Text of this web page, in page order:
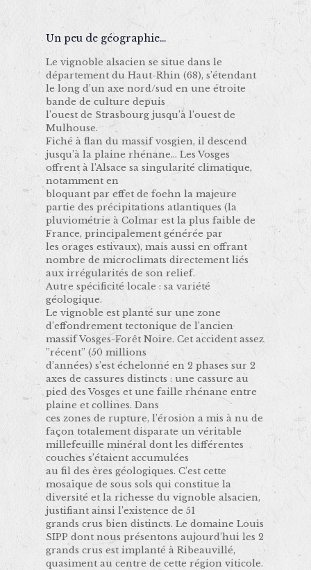
Un peu de géographie…
Le vignoble alsacien se situe dans le
département du Haut-Rhin (68), s’étendant
le long d’un axe nord/sud en une étroite
bande de culture depuis
l’ouest de Strasbourg jusqu’à l’ouest de
Mulhouse.
Fiché à flan du massif vosgien, il descend
jusqu’à la plaine rhénane… Les Vosges
offrent à l’Alsace sa singularité climatique,
notamment en
bloquant par effet de foehn la majeure
partie des précipitations atlantiques (la
pluviométrie à Colmar est la plus faible de
France, principalement générée par
les orages estivaux), mais aussi en offrant
nombre de microclimats directement liés
aux irrégularités de son relief.
Autre spécificité locale : sa variété
géologique.
Le vignoble est planté sur une zone
d’effondrement tectonique de l’ancien
massif Vosges-Forêt Noire. Cet accident assez
’’récent’’ (50 millions
d’années) s’est échelonné en 2 phases sur 2
axes de cassures distincts : une cassure au
pied des Vosges et une faille rhénane entre
plaine et collines. Dans
ces zones de rupture, l’érosion a mis à nu de
façon totalement disparate un véritable
millefeuille minéral dont les différentes
couches s’étaient accumulées
au fil des ères géologiques. C’est cette
mosaïque de sous sols qui constitue la
diversité et la richesse du vignoble alsacien,
justifiant ainsi l’existence de 51
grands crus bien distincts. Le domaine Louis
SIPP dont nous présentons aujourd’hui les 2
grands crus est implanté à Ribeauvillé,
quasiment au centre de cette région viticole.